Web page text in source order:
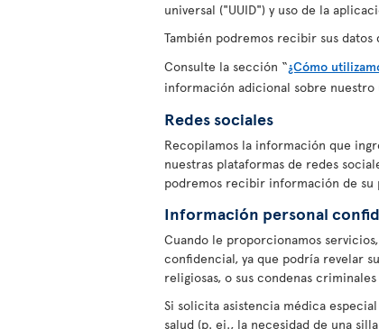
universal ("UUID") y uso de la
También podremos recibir sus datos
Consulte la sección “¿Cómo
información adicional sobre
Redes sociales
Recopilamos la información que
nuestras plataformas de redes
podremos recibir información de su
Información personal
Cuando le proporcionamos
confidencial, ya que podría revelar
religiosas, o sus condenas
Si solicita asistencia médica
salud (p. ej., la necesidad de una